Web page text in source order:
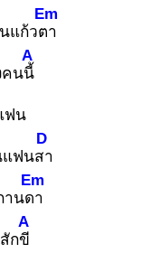
แก้วตา
Em
คนนี้
A
ฟน
แฟนสา
D
านดา
Em
กขี
A